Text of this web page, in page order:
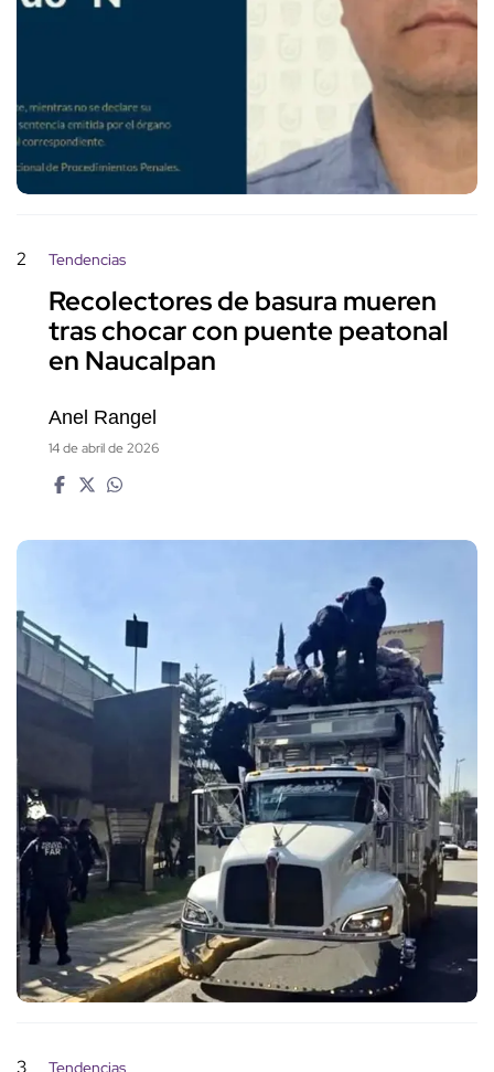
2 Tendencias
Recolectores de basura mueren
tras chocar con puente peatonal
en Naucalpan
Anel Rangel
14 de abril de 2026
3 Tendencias